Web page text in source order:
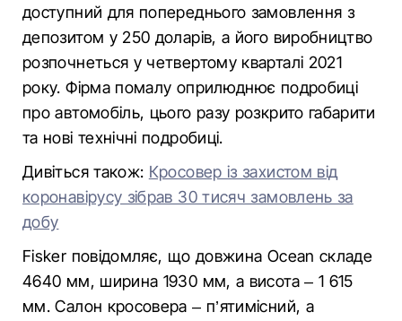
доступний для попереднього замовлення з
депозитом у 250 доларів, а його виробництво
розпочнеться у четвертому кварталі 2021
року. Фірма помалу оприлюднює подробиці
про автомобіль, цього разу розкрито габарити
та нові технічні подробиці.
Дивіться також: Кросовер із захистом від
коронавірусу зібрав 30 тисяч замовлень за
добу
Fisker повідомляє, що довжина Ocean складе
4640 мм, ширина 1930 мм, а висота – 1 615
мм. Салон кросовера – п’ятимісний, а